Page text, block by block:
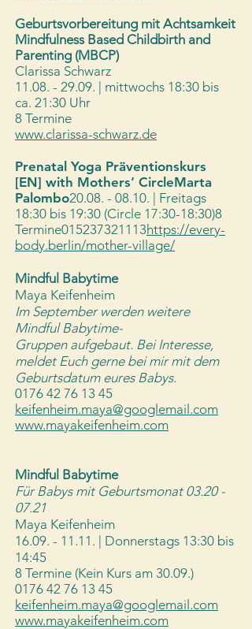
Geburtsvorbereitung mit Achtsamkeit
Mindfulness Based Childbirth and
Parenting (MBCP)
Clarissa Schwarz
11.08. - 29.09. | mittwochs 18:30 bis
ca. 21:30 Uhr
8 Termine
www.clarissa-schwarz.de
Prenatal Yoga Präventionskurs
[EN] with Mothers’ CircleMarta
Palombo20.08. - 08.10. | Freitags
18:30 bis 19:30 (Circle 17:30-18:30)8
Termine015237321113https://every-
body.berlin/mother-village/
Mindful Babytime​
Maya Keifenheim
Im September werden weitere
Mindful Babytime-
Gruppen aufgebaut. Bei Interesse,
meldet Euch gerne bei mir mit dem
Geburtsdatum eures Babys.
0176 42 76 13 45
keifenheim.maya@googlemail.com
www.mayakeifenheim.com
Mindful Babytime
​Für Babys mit Geburtsmonat 03.20 -
07.21
Maya Keifenheim
16.09. - 11.11 . | Donnerstags 13:30 bis
14:45​
8 Termine (Kein Kurs am 30.09.)
0176 42 76 13 45
keifenheim.maya@googlemail.com
www.mayakeifenheim.com